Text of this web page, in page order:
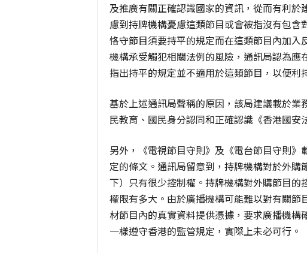
及推廣有關正確認識國家的資訊，從而有利
慮到持牌機構憂慮這類節目或會被指沒有包
恪守節目須要持平的規定而在這類節目內加
機構承受觸犯相關法例的風險，通訊局認為
指出持平的規定並不適用於這類節目，以便利
基於上述通訊局聲稱的原因，該局建議載於
民教育、國民身分認同和正確認識《香港國安
另外，《電視節目守則》及《電台節目守則
定的條文。通訊局留意到，持牌機構對於外
下）只有很少控制權。持牌機構對外購節目
權限有多大。由於廣播機構可能難以對有關
材節目內的真實資料提供憑據，要求廣播機
一樣遵守香港的監管規定，實際上未必可行。